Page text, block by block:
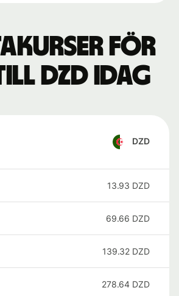
för
DZD idag
DZD
13.93 DZD
69.66 DZD
139.32 DZD
278.64 DZD